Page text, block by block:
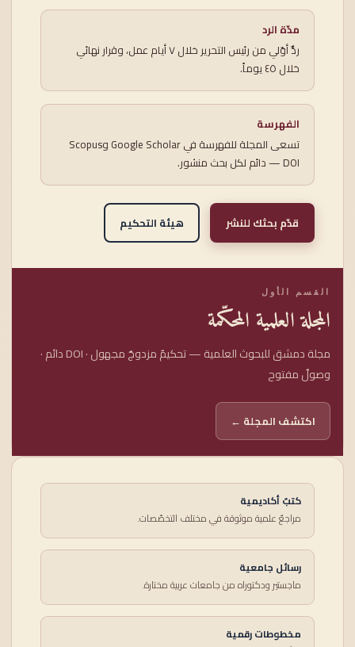
القسم الأول
المجلة العلمية المحكّمة
مجلة دمشق للبحوث العلمية — تحكيمٌ مزدوجٌ مجهول · DOI دائم ·
وصولٌ مفتوح
اكتشف المجلة ←
مدّة الرد
ردٌّ أوّلي من رئيس التحرير خلال ٧ أيام عمل، وقرار نهائي
خلال ٤٥ يوماً.
الفهرسة
تسعى المجلة للفهرسة في Google Scholar وScopus
— DOI دائم لكل بحث منشور.
قدّم بحثك للنشر هيئة التحكيم
كتبٌ أكاديمية
مراجعٌ علمية موثوقة في مختلف التخصّصات.
رسائل جامعية
ماجستير ودكتوراه من جامعات عربية مختارة.
مخطوطات رقمية